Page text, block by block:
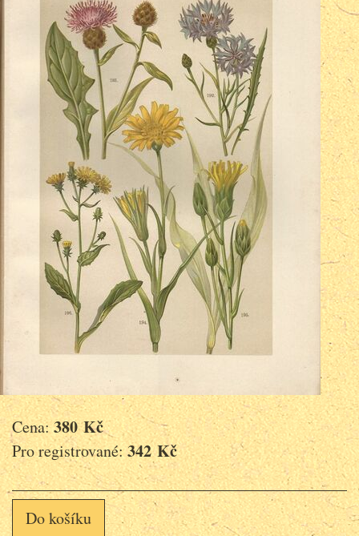
Cena:380 Kč
Pro registrované:342 Kč
Do košíku